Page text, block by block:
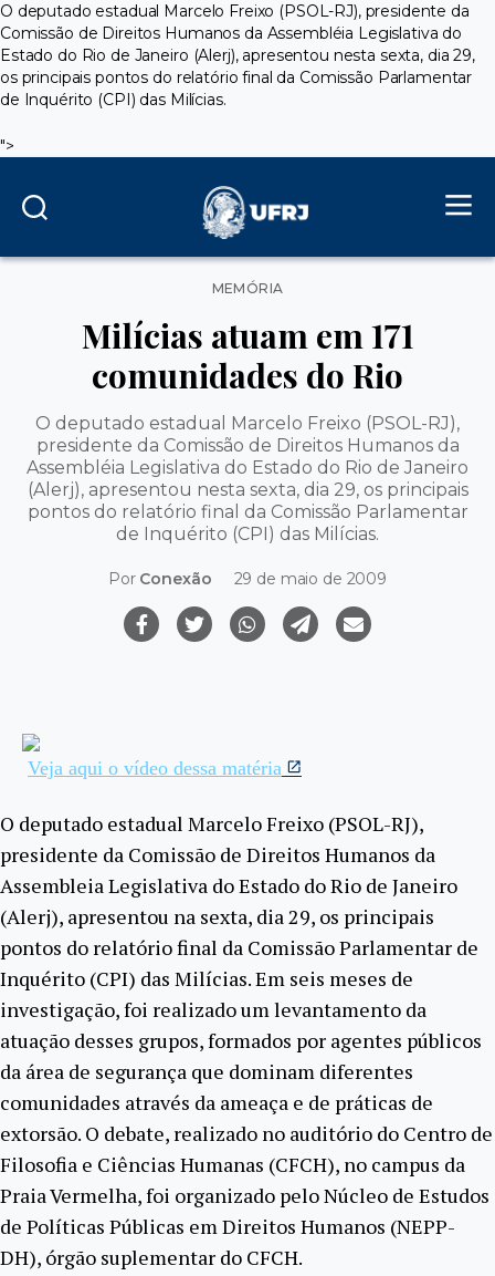
O deputado estadual Marcelo Freixo (PSOL-RJ), presidente da
Comissão de Direitos Humanos da Assembléia Legislativa do
Estado do Rio de Janeiro (Alerj), apresentou nesta sexta, dia 29,
os principais pontos do relatório final da Comissão Parlamentar
de Inquérito (CPI) das Milícias.
">
Categorias
MEMÓRIA
Milícias atuam em 171
comunidades do Rio
O deputado estadual Marcelo Freixo (PSOL-RJ),
presidente da Comissão de Direitos Humanos da
Assembléia Legislativa do Estado do Rio de Janeiro
(Alerj), apresentou nesta sexta, dia 29, os principais
pontos do relatório final da Comissão Parlamentar
de Inquérito (CPI) das Milícias.
Por Conexão 29 de maio de 2009
Veja aqui o vídeo dessa matéria
O deputado estadual Marcelo Freixo (PSOL-RJ),
presidente da Comissão de Direitos Humanos da
Assembleia Legislativa do Estado do Rio de Janeiro
(Alerj), apresentou na sexta, dia 29, os principais
pontos do relatório final da Comissão Parlamentar de
Inquérito (CPI) das Milícias. Em seis meses de
investigação, foi realizado um levantamento da
atuação desses grupos, formados por agentes públicos
da área de segurança que dominam diferentes
comunidades através da ameaça e de práticas de
extorsão. O debate, realizado no auditório do Centro de
Filosofia e Ciências Humanas (CFCH), no campus da
Praia Vermelha, foi organizado pelo Núcleo de Estudos
de Políticas Públicas em Direitos Humanos (NEPP-
DH), órgão suplementar do CFCH.